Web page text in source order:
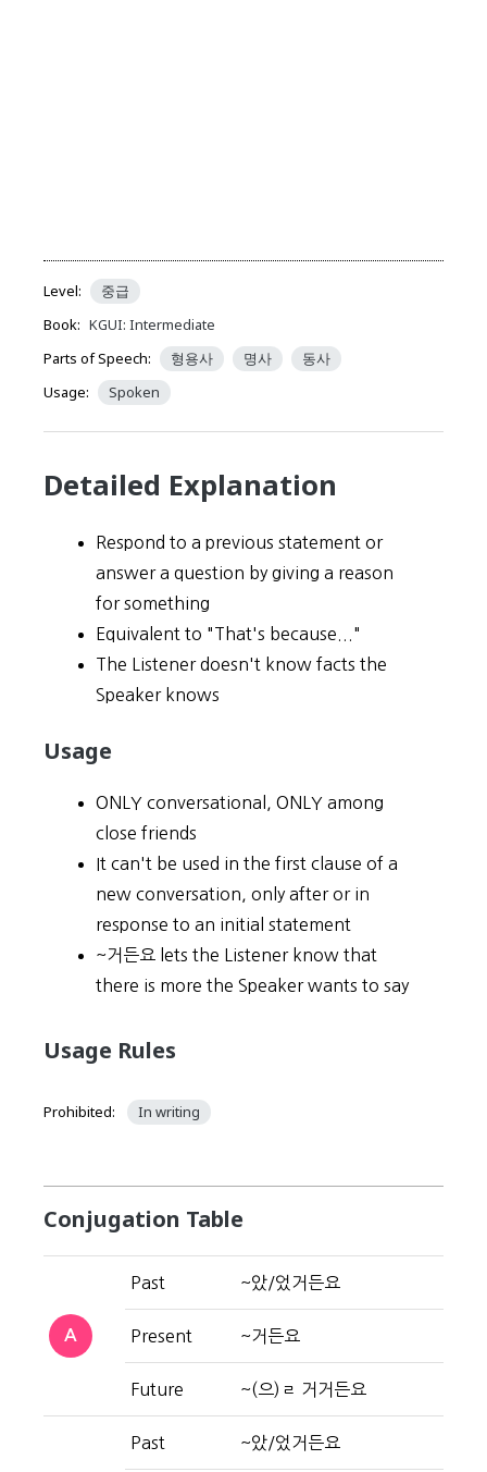
Level:
중급
Book: KGUI: Intermediate
Parts of Speech:
형용사 명사
동사
Usage:
Spoken
Detailed Explanation
Respond to a previous statement or
answer a question by giving a reason
for something
Equivalent to "That's because..."
The Listener doesn't know facts the
Speaker knows
Usage
ONLY conversational, ONLY among
close friends
It can't be used in the first clause of a
new conversation, only after or in
response to an initial statement
~거든요 lets the Listener know that
there is more the Speaker wants to say
Usage Rules
Prohibited: In writing
Conjugation Table
A
Past ~았/었거든요
Present ~거든요
Future ~(으)ㄹ 거거든요
Past ~았/었거든요